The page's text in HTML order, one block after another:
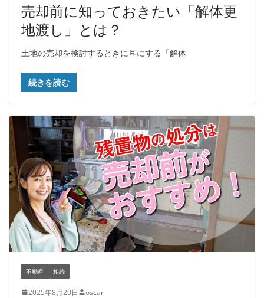
売却前に知っておきたい「解体更
地渡し」とは？
土地の売却を検討するときに耳にする「解体
続きを読む
不動産 相続
2025年8月20日 oscar